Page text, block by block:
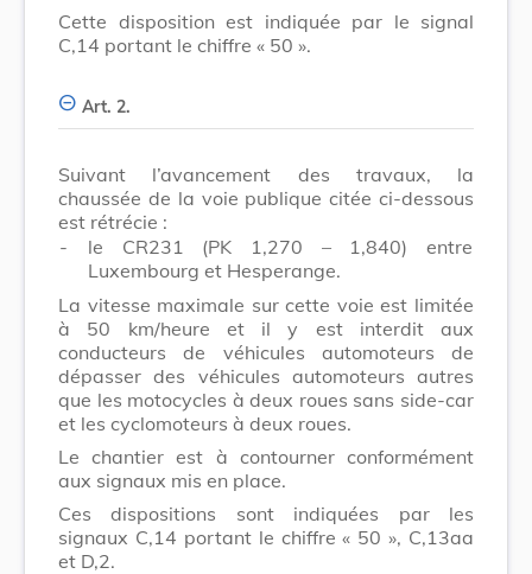
Cette disposition est indiquée par le signal
C,14 portant le chiffre « 50 ».
Art. 2.
Suivant l’avancement des travaux, la
chaussée de la voie publique citée ci-dessous
est rétrécie :
-
le CR231 (PK 1,270 – 1,840) entre
Luxembourg et Hesperange.
La vitesse maximale sur cette voie est limitée
à 50 km/heure et il y est interdit aux
conducteurs de véhicules automoteurs de
dépasser des véhicules automoteurs autres
que les motocycles à deux roues sans side-car
et les cyclomoteurs à deux roues.
Le chantier est à contourner conformément
aux signaux mis en place.
Ces dispositions sont indiquées par les
signaux C,14 portant le chiffre « 50 », C,13aa
et D,2.